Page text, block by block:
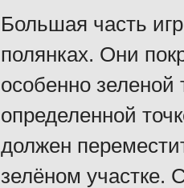
Большая часть
полянках. Они
особенно зеленой
определенной
должен
зелёном участке.